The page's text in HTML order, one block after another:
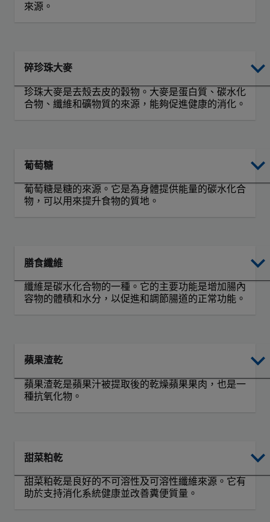
來源。
碎珍珠大麥
珍珠大麥是去殼去皮的穀物。大麥是蛋白質、碳水化
合物、纖維和礦物質的來源，能夠促進健康的消化。
葡萄糖
葡萄糖是糖的來源。它是為身體提供能量的碳水化合
物，可以用來提升食物的質地。
膳食纖維
纖維是碳水化合物的一種。它的主要功能是增加腸內
容物的體積和水分，以促進和調節腸道的正常功能。
蘋果渣乾
蘋果渣乾是蘋果汁被提取後的乾燥蘋果果肉，也是一
種抗氧化物。
甜菜粕乾
甜菜粕乾是良好的不可溶性及可溶性纖維來源。它有
助於支持消化系統健康並改善糞便質量。